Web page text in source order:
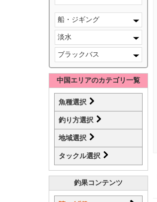
船・ジギング
淡水
ブラックバス
中国エリアのカテゴリ一覧
魚種選択
釣り方選択
地域選択
タックル選択
釣果コンテンツ